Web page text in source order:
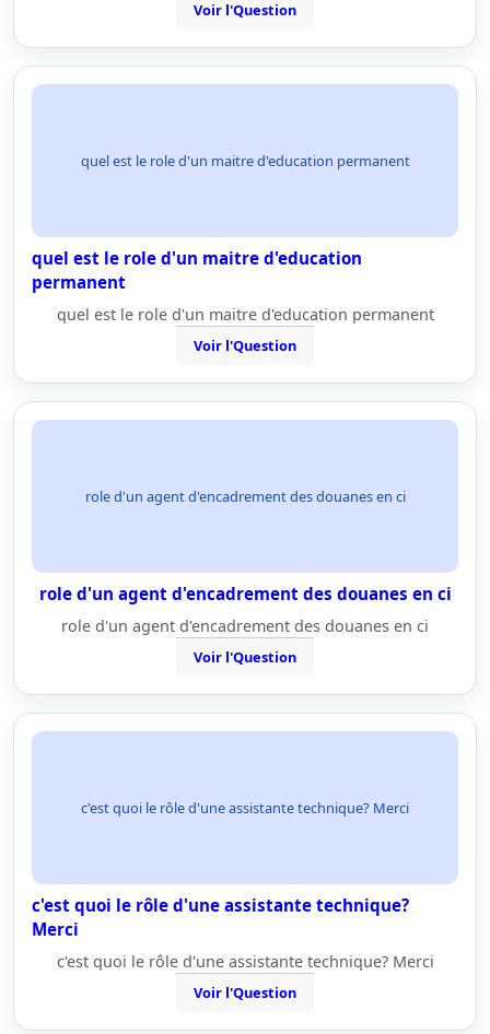
Voir l'Question
quel est le role d'un maitre d'education permanent
quel est le role d'un maitre d'education
permanent
quel est le role d'un maitre d'education permanent
Voir l'Question
role d'un agent d'encadrement des douanes en ci
role d'un agent d'encadrement des douanes en ci
role d'un agent d'encadrement des douanes en ci
Voir l'Question
c'est quoi le rôle d'une assistante technique? Merci
c'est quoi le rôle d'une assistante technique?
Merci
c'est quoi le rôle d'une assistante technique? Merci
Voir l'Question